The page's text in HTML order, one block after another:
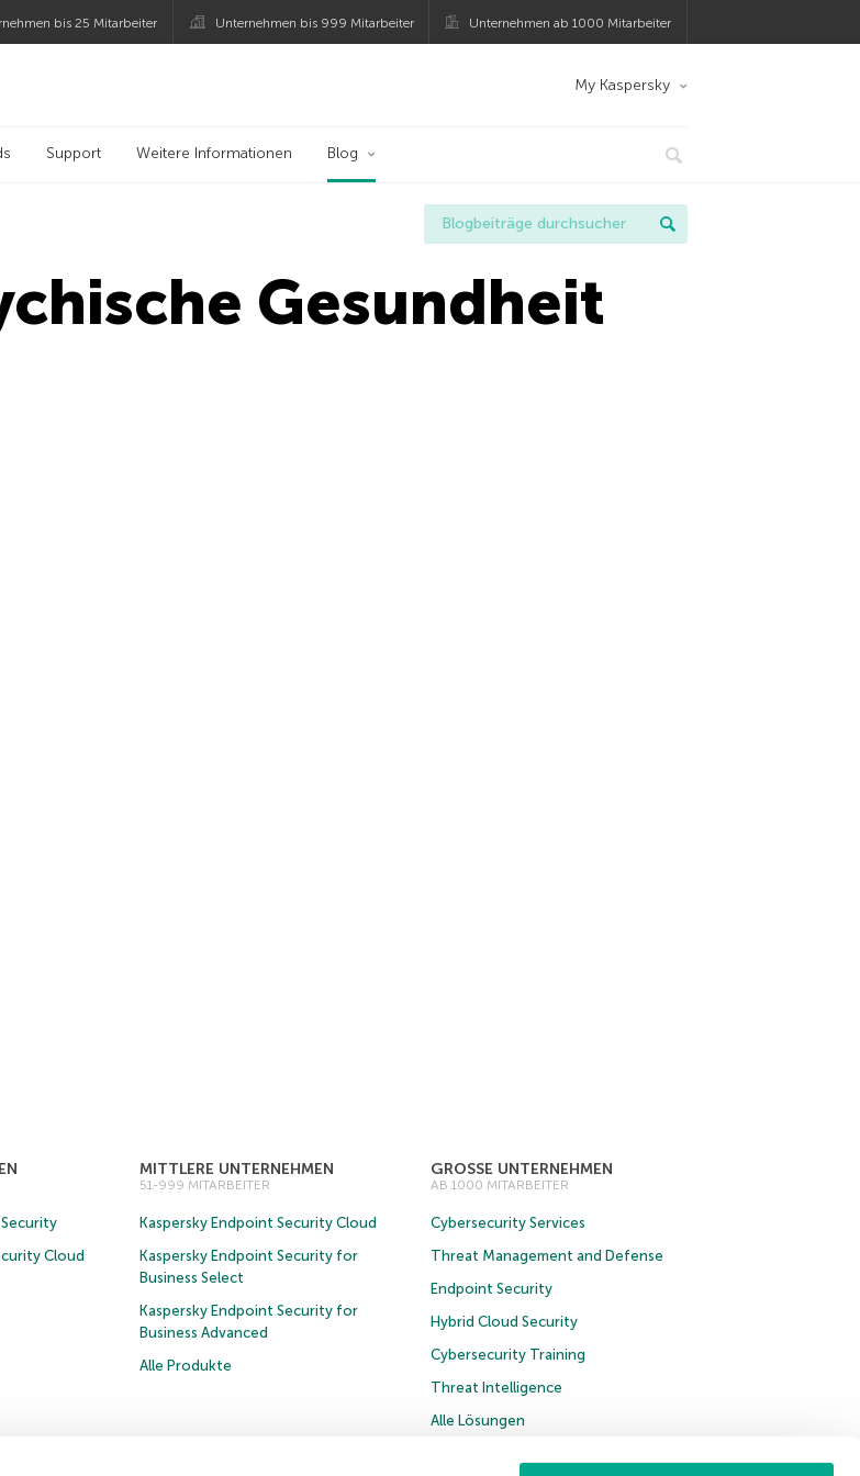
bis 25 Mitarbeiter Unternehmen bis 999 Mitarbeiter Unternehmen ab 1000 Mitarbeiter
My Kaspersky
Support Weitere Informationen Blog
Gesundheit
Security
Cloud
MITTLERE UNTERNEHMEN
51-999 MITARBEITER
Kaspersky Endpoint Security Cloud
Kaspersky Endpoint Security for
Business Select
Kaspersky Endpoint Security for
Business Advanced
Alle Produkte
GROSSE UNTERNEHMEN
AB 1000 MITARBEITER
Cybersecurity Services
Threat Management and Defense
Endpoint Security
Hybrid Cloud Security
Cybersecurity Training
Threat Intelligence
Alle Lösungen